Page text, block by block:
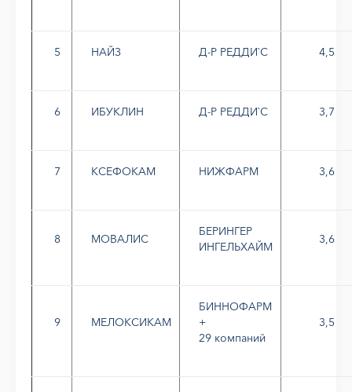
5 НАЙЗ Д-Р РЕДДИ`С 4,5
6 ИБУКЛИН Д-Р РЕДДИ`С 3,7
7 КСЕФОКАМ НИЖФАРМ 3,6
8 МОВАЛИС
БЕРИНГЕР
ИНГЕЛЬХАЙМ
3,6
9 МЕЛОКСИКАМ
БИННОФАРМ
+
29 компаний
3,5